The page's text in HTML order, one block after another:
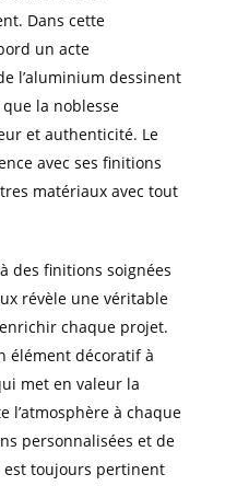
Dans cette
un acte
l’aluminium dessinent
la noblesse
et authenticité. Le
avec ses finitions
matériaux avec tout
des finitions soignées
révèle une véritable
chaque projet.
élément décoratif à
met en valeur la
l’atmosphère à chaque
personnalisées et de
est toujours pertinent